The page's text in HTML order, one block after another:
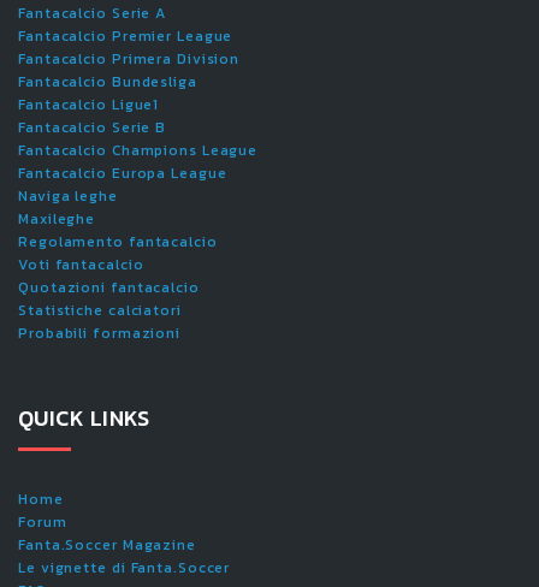
Fantacalcio Serie A
Fantacalcio Premier League
Fantacalcio Primera Division
Fantacalcio Bundesliga
Fantacalcio Ligue1
Fantacalcio Serie B
Fantacalcio Champions League
Fantacalcio Europa League
Naviga leghe
Maxileghe
Regolamento fantacalcio
Voti fantacalcio
Quotazioni fantacalcio
Statistiche calciatori
Probabili formazioni
QUICK LINKS
Home
Forum
Fanta.Soccer Magazine
Le vignette di Fanta.Soccer